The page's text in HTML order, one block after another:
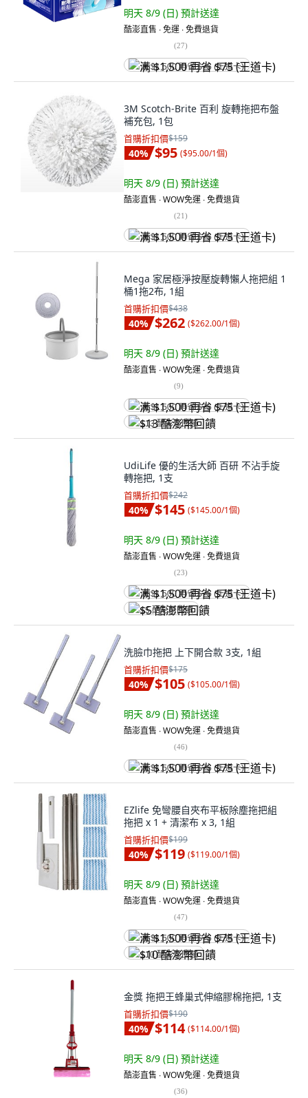
明天 8/9 (日) 預計送達
酷澎直售 ∙ 免運 ∙ 免費退貨
(27)
满 $1,500 再省 $75 (王道卡)
3M Scotch-Brite 百利 旋轉拖把布盤
補充包, 1包
首購折扣價$159
40% $95 ($95.00/1個)
明天 8/9 (日) 預計送達
酷澎直售 ∙ WOW免運 ∙ 免費退貨
(21)
满 $1,500 再省 $75 (王道卡)
Mega 家居極淨按壓旋轉懶人拖把組 1
桶1拖2布, 1組
首購折扣價$438
40% $262 ($262.00/1個)
明天 8/9 (日) 預計送達
酷澎直售 ∙ WOW免運 ∙ 免費退貨
(9)
满 $1,500 再省 $75 (王道卡)
$13 酷澎幣回饋
UdiLife 優的生活大師 百研 不沾手旋
轉拖把, 1支
首購折扣價$242
40% $145 ($145.00/1個)
明天 8/9 (日) 預計送達
酷澎直售 ∙ WOW免運 ∙ 免費退貨
(23)
满 $1,500 再省 $75 (王道卡)
$5 酷澎幣回饋
洗臉巾拖把 上下開合款 3支, 1組
首購折扣價$175
40% $105 ($105.00/1個)
明天 8/9 (日) 預計送達
酷澎直售 ∙ WOW免運 ∙ 免費退貨
(46)
满 $1,500 再省 $75 (王道卡)
EZlife 免彎腰自夾布平板除塵拖把組
拖把 x 1 + 清潔布 x 3, 1組
首購折扣價$199
40% $119 ($119.00/1個)
明天 8/9 (日) 預計送達
酷澎直售 ∙ WOW免運 ∙ 免費退貨
(47)
满 $1,500 再省 $75 (王道卡)
$10 酷澎幣回饋
金獎 拖把王蜂巢式伸縮膠棉拖把, 1支
首購折扣價$190
40% $114 ($114.00/1個)
明天 8/9 (日) 預計送達
酷澎直售 ∙ WOW免運 ∙ 免費退貨
(36)